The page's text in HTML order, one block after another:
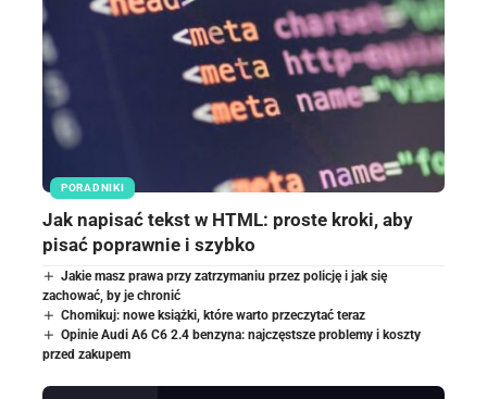
PORADNIKI
Jak napisać tekst w HTML: proste kroki, aby
pisać poprawnie i szybko
Jakie masz prawa przy zatrzymaniu przez policję i jak się
zachować, by je chronić
Chomikuj: nowe książki, które warto przeczytać teraz
Opinie Audi A6 C6 2.4 benzyna: najczęstsze problemy i koszty
przed zakupem